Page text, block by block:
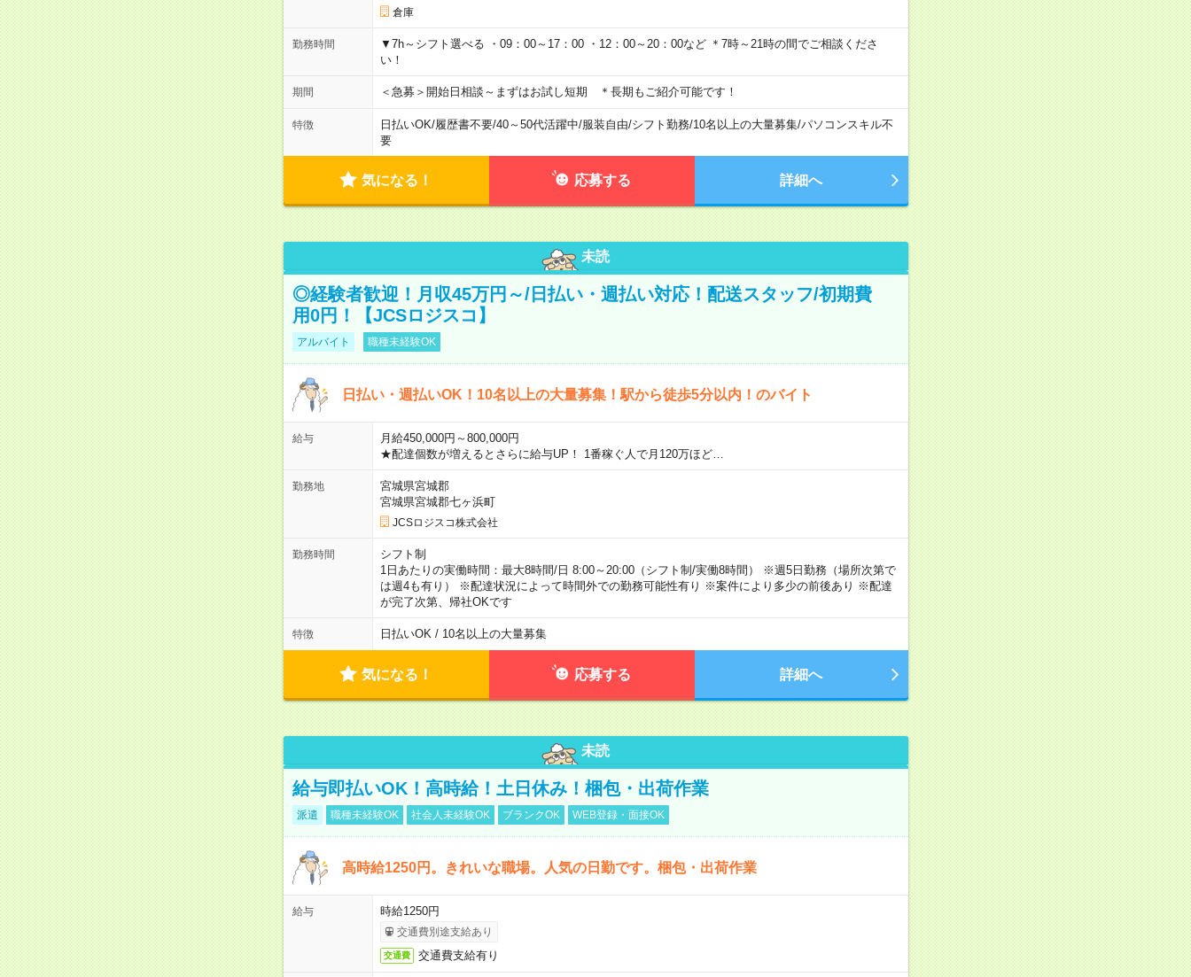
倉庫
勤務時間
▼7h～シフト選べる ・09：00～17：00 ・12：00～20：00など ＊7時～21時の間でご相談くださ
い！
期間 ＜急募＞開始日相談～まずはお試し短期 ＊長期もご紹介可能です！
特徴 日払いOK/履歴書不要/40～50代活躍中/服装自由/シフト勤務/10名以上の大量募集/パソコンスキル不
要
気になる！ 応募する 詳細へ
未読
◎経験者歓迎！月収45万円～/日払い・週払い対応！配送スタッフ/初期費
用0円！【JCSロジスコ】
アルバイト 職種未経験OK
日払い・週払いOK！10名以上の大量募集！駅から徒歩5分以内！のバイト
給与
月給450,000円～800,000円
★配達個数が増えるとさらに給与UP！ 1番稼ぐ人で月120万ほど…
勤務地
宮城県宮城郡
宮城県宮城郡七ヶ浜町
JCSロジスコ株式会社
勤務時間
シフト制
1日あたりの実働時間：最大8時間/日 8:00～20:00（シフト制/実働8時間） ※週5日勤務（場所次第で
は週4も有り） ※配達状況によって時間外での勤務可能性有り ※案件により多少の前後あり ※配達
が完了次第、帰社OKです
特徴 日払いOK / 10名以上の大量募集
気になる！ 応募する 詳細へ
未読
給与即払いOK！高時給！土日休み！梱包・出荷作業
派遣 職種未経験OK 社会人未経験OK ブランクOK WEB登録・面接OK
高時給1250円。きれいな職場。人気の日勤です。梱包・出荷作業
給与 時給1250円
交通費別途支給あり
交通費 交通費支給有り